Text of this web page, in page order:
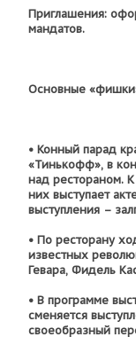
Приглашения:
мандатов.
Основные
• Конный парад
«Тинькофф», в
над рестораном.
них выступает
выступления –
• По ресторану
известных
Гевара, Фидель
• В программе
сменяется
своеобразный